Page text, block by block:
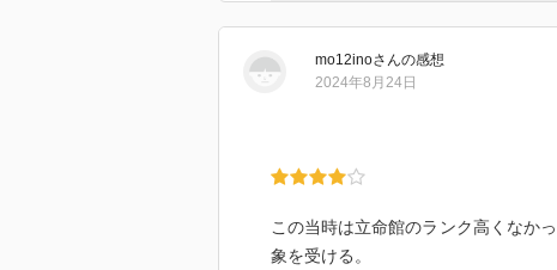
mo12inoさんの感想
2024年8月24日
この当時は立命館のランク高くなか
象を受ける。